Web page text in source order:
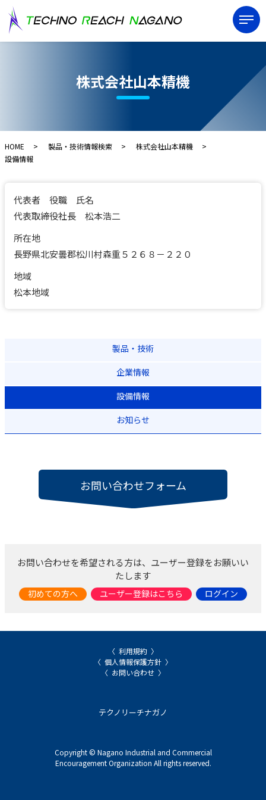
株式会社山本精機
HOME 製品・技術情報検索
株式会社山本精機
設備情報
代表者 役職 氏名
代表取締役社長 松本浩二
所在地
長野県北安曇郡松川村森重５２６８－２２０
地域
松本地域
製品・技術
企業情報
設備情報
お知らせ
お問い合わせフォーム
お問い合わせを希望される方は、ユーザー登録をお願いい
たします
初めての方へ ユーザー登録はこちら ログイン
利用規約
個人情報保護方針
お問い合わせ
テクノリーチナガノ
Copyright © Nagano Industrial and Commercial
Encouragement Organization All rights reserved.